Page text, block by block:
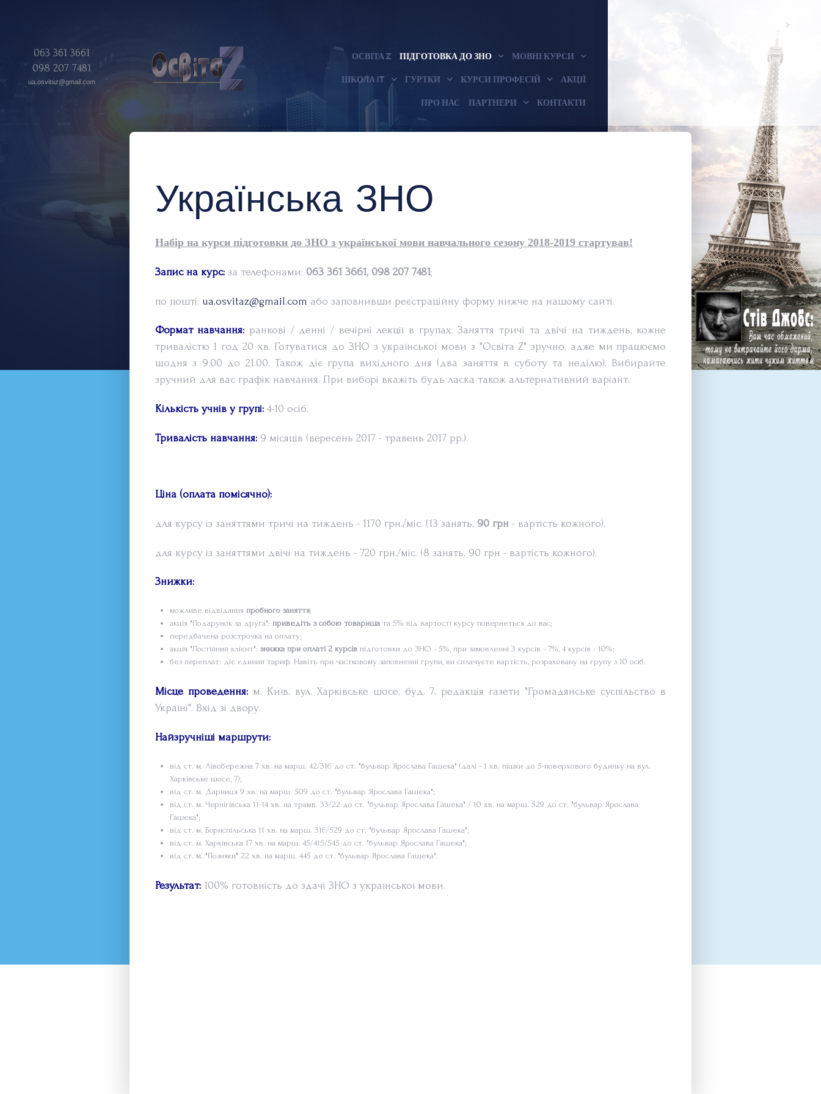
063 361 3661
098 207 7481
ua.osvitaz@gmail.com
ОСВІТА Z ПІДГОТОВКА ДО ЗНО МОВНІ КУРСИ
ШКОЛА IT ГУРТКИ КУРСИ ПРОФЕСІЙ АКЦІЇ
ПРО НАС ПАРТНЕРИ КОНТАКТИ
Українська ЗНО
Набір на курси підготовки до ЗНО з української мови навчального сезону 2018-2019 стартував!
Запис на курс:за телефонами: 063 361 3661, 098 207 7481;
по пошті: ua.osvitaz@gmail.com або заповнивши реєстраційну форму нижче на нашому сайті.
Формат навчання: ранкові / денні / вечірні лекції в групах. Заняття тричі та двічі на тиждень, кожне
тривалістю 1 год 20 хв. Готуватися до ЗНО з української мови з "Освіта Z" зручно, адже ми працюємо
щодня з 9.00 до 21.00. Також діє група вихідного дня (два заняття в суботу та неділю). Вибирайте
зручний для вас графік навчання. При виборі вкажіть будь ласка також альтернативний варіант.
Кількість учнів у групі:4-10 осіб.
Тривалість навчання:9 місяців (вересень 2017 - травень 2017 рр.).
Ціна (оплата помісячно):
для курсу із заняттями тричі на тиждень - 1170 грн./міс. (13 занять, 90 грн- вартість кожного).
для курсу із заняттями двічі на тиждень - 720 грн./міс. (8 занять, 90 грн - вартість кожного).
Знижки:
можливе відвідання пробного заняття;
акція "Подарунок за друга": приведіть з собою товаришата 5% від вартості курсу повернеться до вас;
передбачена розстрочка на оплату;
акція "Постійний клієнт": знижка при оплаті 2 курсівпідготовки до ЗНО - 5%, при замовленні 3 курсів - 7%, 4 курсів - 10%;
без переплат: діє єдиний тариф. Навіть при частковому заповненні групи, ви сплачуєте вартість, розраховану на групу з 10 осіб.
Місце проведення:м. Київ, вул. Харківське шосе, буд. 7, редакція газети "Громадянське суспільство в
Україні". Вхід зі двору.
Найзручніші маршрути:
від ст. м. Лівобережна 7 хв. на марш. 42/316 до ст. "бульвар Ярослава Гашека" (далі - 1 хв. пішки до 5-поверхового будинку на вул.
Харківське шосе, 7);
від ст. м. Дарниця 9 хв. на марш. 509 до ст. "бульвар Ярослава Гашека";
від ст. м. Чернігівська 11-14 хв. на трамв. 33/22 до ст. "бульвар Ярослава Гашека" / 10 хв. на марш. 529 до ст. "бульвар Ярослава
Гашека";
від ст. м. Бориспільська 11 хв. на марш. 316/529 до ст. "бульвар Ярослава Гашека";
від ст. м. Харківська 17 хв. на марш. 45/415/545 до ст. "бульвар Ярослава Гашека";
від ст. м. "Позняки" 22 хв. на марш. 445 до ст. "бульвар Ярослава Гашека".
Результат:100% готовність до здачі ЗНО з української мови.